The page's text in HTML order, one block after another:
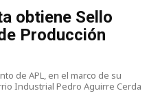
obtiene Sello
Producción
de APL, en el marco de su
Industrial Pedro Aguirre Cerda